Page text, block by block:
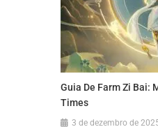
Guia De Farm Zi Bai:
Times
3 de dezembro de